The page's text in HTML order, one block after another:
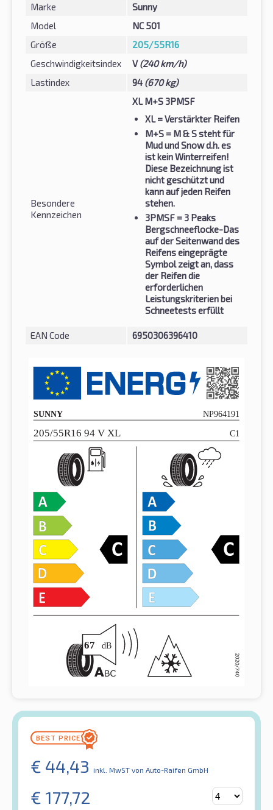
Marke
Sunny
Model
NC 501
Größe
205/55R16
Geschwindigkeitsindex
V(240 km/h)
Lastindex
94 (670 kg)
Besondere
Kennzeichen
XL M+S 3PMSF
XL= Verstärkter Reifen
M+S = M & S steht für
Mud und Snow d.h. es
ist kein Winterreifen!
Diese Bezeichnung ist
nicht geschützt und
kann auf jeden Reifen
stehen.
3PMSF = 3 Peaks
Bergschneeflocke-Das
auf der Seitenwand des
Reifens eingeprägte
Symbol zeigt an, dass
der Reifen die
erforderlichen
Leistungskriterien bei
Schneetests erfüllt
EAN Code 6950306396410
€ 44,43 inkl. MwST von Auto-Raifen GmbH
€ 177,72